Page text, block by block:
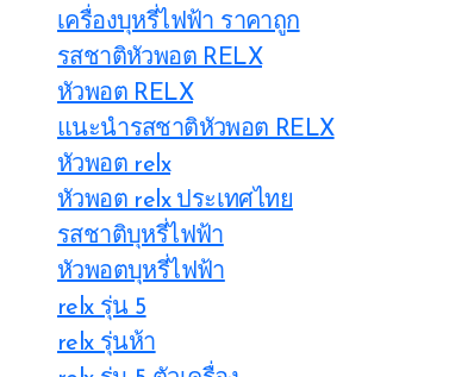
เครื่องบุหรี่ไฟฟ้า ราคาถูก
รสชาติหัวพอต RELX
หัวพอต RELX
แนะนำรสชาติหัวพอต RELX
หัวพอต relx
หัวพอต relx ประเทศไทย
รสชาติบุหรี่ไฟฟ้า
หัวพอตบุหรี่ไฟฟ้า
relx รุ่น 5
relx รุ่นห้า